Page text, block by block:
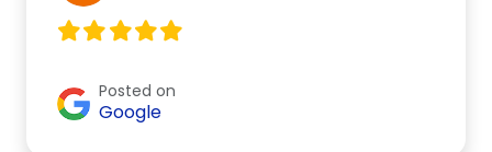
Posted on
Google